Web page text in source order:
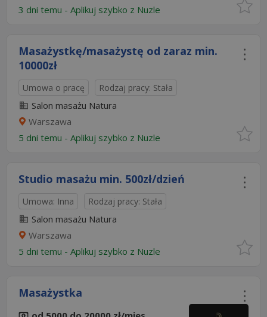
3 dni temu - Aplikuj szybko z Nuzle
Masażystkę/masażystę od zaraz min.
10000zł
Umowa o pracę Rodzaj pracy: Stała
Salon masażu Natura
Warszawa
5 dni temu - Aplikuj szybko z Nuzle
Studio masażu min. 500zł/dzień
Umowa: Inna Rodzaj pracy: Stała
Salon masażu Natura
Warszawa
5 dni temu - Aplikuj szybko z Nuzle
Masażystka